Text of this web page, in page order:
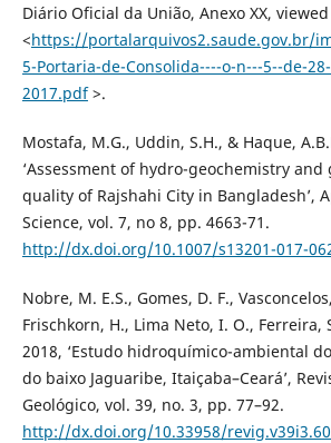
Diário Oficial da União, Anexo XX,
<https://portalarquivos2.saude.gov.br/
5-Portaria-de-Consolida----o-n---5--de-
2017.pdf>.
Mostafa, M.G., Uddin, S.H., & Haque,
‘Assessment of hydro-geochemistry
quality of Rajshahi City in Bangladesh’,
Science, vol. 7, no 8, pp. 4663-71.
http://dx.doi.org/10.1007/s13201-017-
Nobre, M. E.S., Gomes, D. F.,
Frischkorn, H., Lima Neto, I. O., Ferreira,
2018, ‘Estudo hidroquímico-ambiental
do baixo Jaguaribe, Itaiçaba–Ceará’,
Geológico, vol. 39, no. 3, pp. 77–92.
http://dx.doi.org/10.33958/